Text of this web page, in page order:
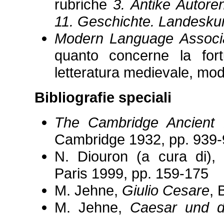
rubriche 3. Antike
11. Geschichte.
Modern Language
quanto concerne la
letteratura medievale,
Bibliografie speciali
The Cambridge
Cambridge 1932, pp.
N. Diouron (a cura di),
Paris 1999, pp. 159-175
M. Jehne, Giulio Cesare,
M. Jehne, Caesar und